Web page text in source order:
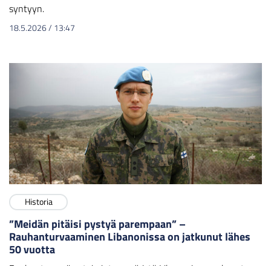
syntyyn.
18.5.2026/ 13:47
Historia
”Meidän pitäisi pystyä parempaan” –
Rauhanturvaaminen Libanonissa on jatkunut lähes
50 vuotta